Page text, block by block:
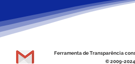
Ferramenta de Transparência
© 2009-